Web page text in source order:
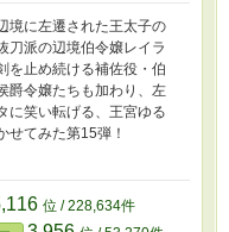
境に左遷された王太子の
刀派の辺境伯令嬢レイラ
を止め続ける補佐役・伯
爵令嬢たちも加わり、左
に笑い転げる、王宮ゆる
せてみた第15弾！
位 / 228,634件